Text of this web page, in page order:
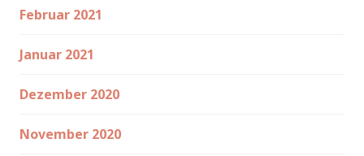
Februar 2021
Januar 2021
Dezember 2020
November 2020